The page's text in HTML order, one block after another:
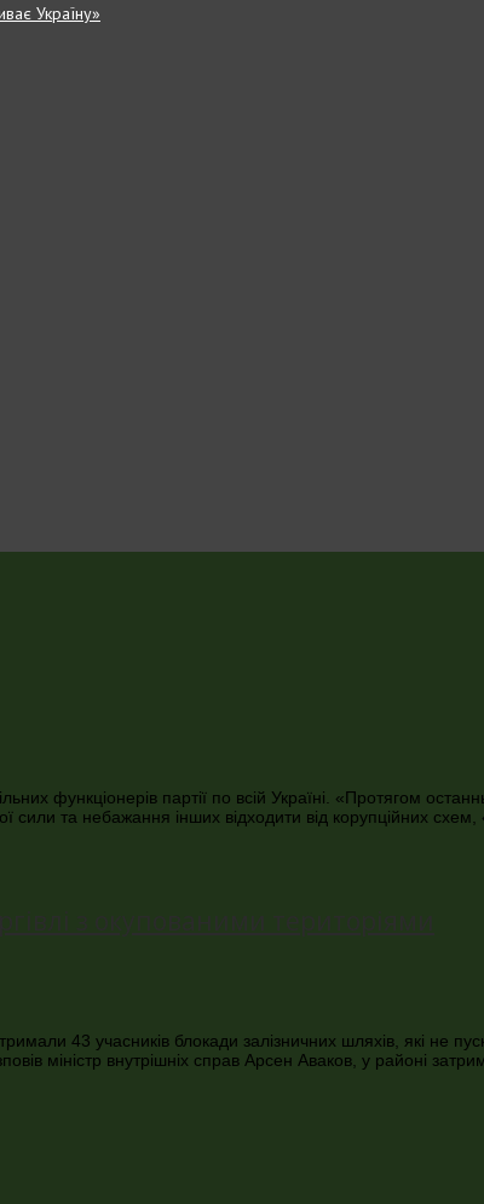
Україну»
функціонерів партії по всій Україні. «Протягом
сили та небажання інших відходити від корупційних
43 учасників блокади залізничних шляхів, які не
міністр внутрішніх справ Арсен Аваков, у районі